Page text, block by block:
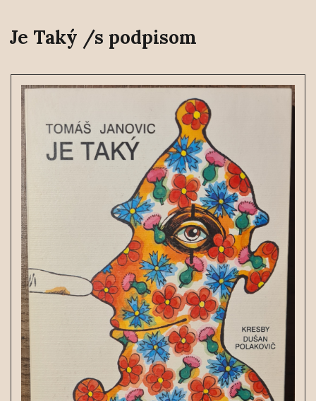
Je Taký /s podpisom